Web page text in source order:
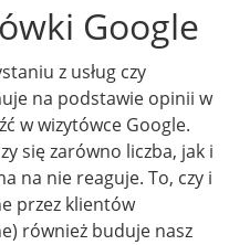
Google
z usług czy
na podstawie opinii w
w wizytówce Google.
się zarówno liczba, jak i
na nie reaguje. To, czy i
przez klientów
również buduje nasz